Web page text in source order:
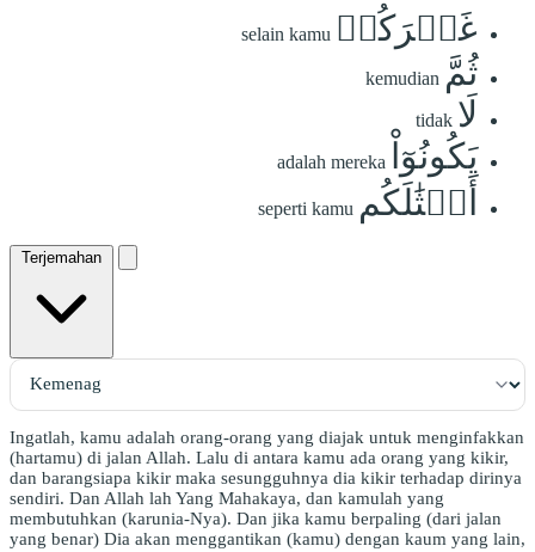
غَيۡرَكُمۡ selain kamu
ثُمَّ kemudian
لَا tidak
يَكُونُوٓاْ adalah mereka
أَمۡثَٰلَكُم seperti kamu
Terjemahan
Ingatlah, kamu adalah orang-orang yang diajak untuk menginfakkan
(hartamu) di jalan Allah. Lalu di antara kamu ada orang yang kikir,
dan barangsiapa kikir maka sesungguhnya dia kikir terhadap dirinya
sendiri. Dan Allah lah Yang Mahakaya, dan kamulah yang
membutuhkan (karunia-Nya). Dan jika kamu berpaling (dari jalan
yang benar) Dia akan menggantikan (kamu) dengan kaum yang lain,